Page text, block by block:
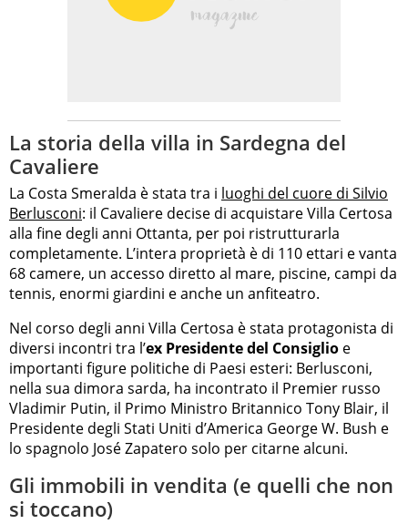
La storia della villa in Sardegna del
Cavaliere
La Costa Smeralda è stata tra i luoghi del cuore di Silvio
Berlusconi: il Cavaliere decise di acquistare Villa Certosa
alla fine degli anni Ottanta, per poi ristrutturarla
completamente. L’intera proprietà è di 110 ettari e vanta
68 camere, un accesso diretto al mare, piscine, campi da
tennis, enormi giardini e anche un anfiteatro.
Nel corso degli anni Villa Certosa è stata protagonista di
diversi incontri tra l’ex Presidente del Consiglio e
importanti figure politiche di Paesi esteri: Berlusconi,
nella sua dimora sarda, ha incontrato il Premier russo
Vladimir Putin, il Primo Ministro Britannico Tony Blair, il
Presidente degli Stati Uniti d’America George W. Bush e
lo spagnolo José Zapatero solo per citarne alcuni.
Gli immobili in vendita (e quelli che non
si toccano)